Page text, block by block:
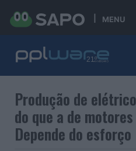
MENU
Produção de
do que a de
Depende do esforço